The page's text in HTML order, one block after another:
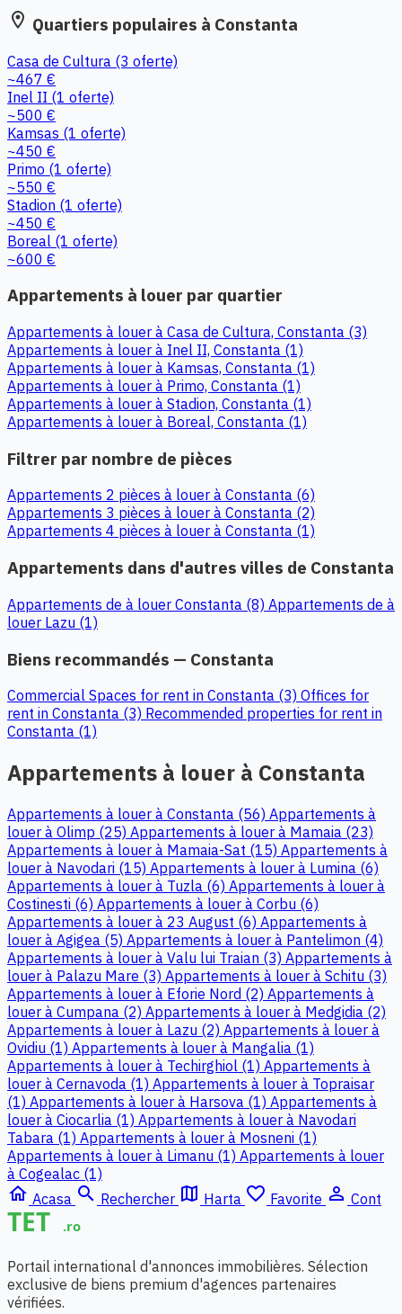
location_on Quartiers populaires à Constanta
Casa de Cultura (3 oferte)
~467 €
Inel II (1 oferte)
~500 €
Kamsas (1 oferte)
~450 €
Primo (1 oferte)
~550 €
Stadion (1 oferte)
~450 €
Boreal (1 oferte)
~600 €
Appartements à louer par quartier
Appartements à louer à Casa de Cultura, Constanta (3)
Appartements à louer à Inel II, Constanta (1)
Appartements à louer à Kamsas, Constanta (1)
Appartements à louer à Primo, Constanta (1)
Appartements à louer à Stadion, Constanta (1)
Appartements à louer à Boreal, Constanta (1)
Filtrer par nombre de pièces
Appartements 2 pièces à louer à Constanta (6)
Appartements 3 pièces à louer à Constanta (2)
Appartements 4 pièces à louer à Constanta (1)
Appartements dans d'autres villes de Constanta
Appartements de à louer Constanta (8) Appartements de à
louer Lazu (1)
Biens recommandés — Constanta
Commercial Spaces for rent in Constanta (3) Offices for
rent in Constanta (3) Recommended properties for rent in
Constanta (1)
Appartements à louer à Constanta
Appartements à louer à Constanta (56) Appartements à
louer à Olimp (25) Appartements à louer à Mamaia (23)
Appartements à louer à Mamaia-Sat (15) Appartements à
louer à Navodari (15) Appartements à louer à Lumina (6)
Appartements à louer à Tuzla (6) Appartements à louer à
Costinesti (6) Appartements à louer à Corbu (6)
Appartements à louer à 23 August (6) Appartements à
louer à Agigea (5) Appartements à louer à Pantelimon (4)
Appartements à louer à Valu lui Traian (3) Appartements à
louer à Palazu Mare (3) Appartements à louer à Schitu (3)
Appartements à louer à Eforie Nord (2) Appartements à
louer à Cumpana (2) Appartements à louer à Medgidia (2)
Appartements à louer à Lazu (2) Appartements à louer à
Ovidiu (1) Appartements à louer à Mangalia (1)
Appartements à louer à Techirghiol (1) Appartements à
louer à Cernavoda (1) Appartements à louer à Topraisar
(1) Appartements à louer à Harsova (1) Appartements à
louer à Ciocarlia (1) Appartements à louer à Navodari
Tabara (1) Appartements à louer à Mosneni (1)
Appartements à louer à Limanu (1) Appartements à louer
à Cogealac (1)
home Acasa search Rechercher map Harta favorite_border Favorite person_outline Cont
Portail international d'annonces immobilières. Sélection
exclusive de biens premium d'agences partenaires
vérifiées.